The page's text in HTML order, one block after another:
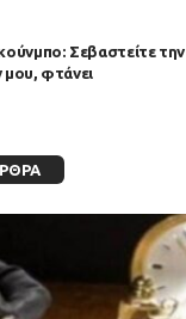
Σεβαστείτε την
μου, φτάνει